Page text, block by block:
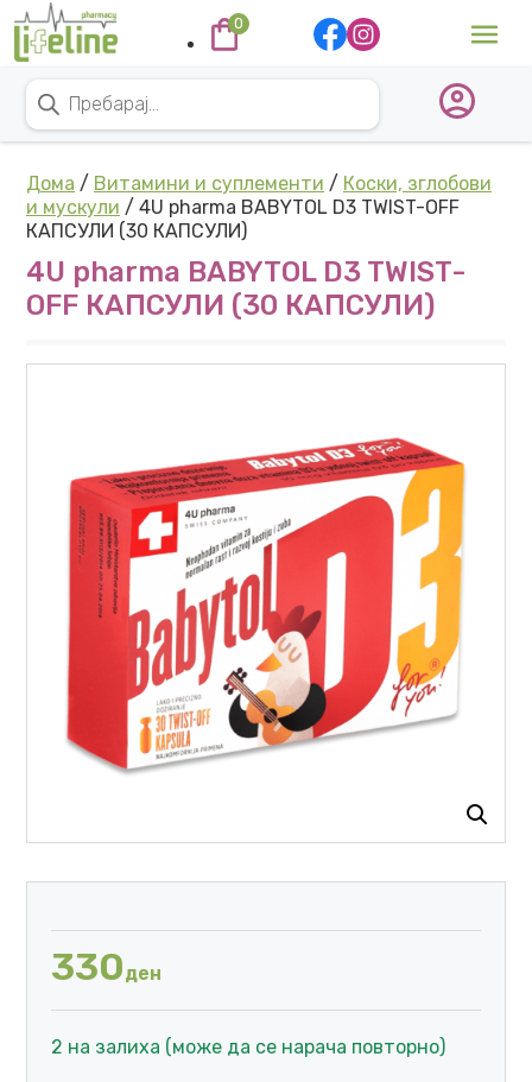
Skip to content
Main Navigation
0
Дома / Витамини и суплементи / Коски, зглобови
и мускули / 4U pharma BABYTOL D3 TWIST-OFF
КАПСУЛИ (30 КАПСУЛИ)
4U pharma BABYTOL D3 TWIST-
OFF КАПСУЛИ (30 КАПСУЛИ)
330ден
2 на залиха (може да се нарача повторно)